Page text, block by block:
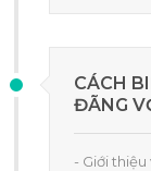
CÁCH
ĐÃNG
- Giới